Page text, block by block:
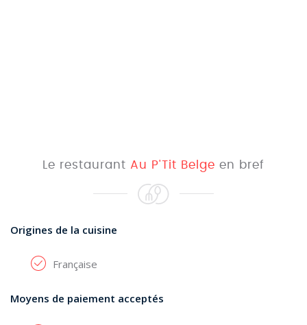
Le restaurant Au P'Tit Belge en bref
Origines de la cuisine
Française
Moyens de paiement acceptés